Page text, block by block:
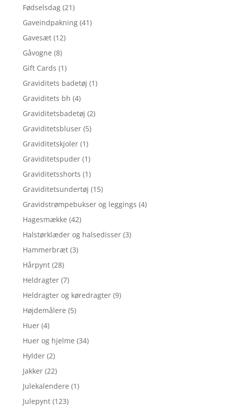
Fødselsdag (21)
Gaveindpakning (41)
Gavesæt (12)
Gåvogne (8)
Gift Cards (1)
Graviditets badetøj (1)
Graviditets bh (4)
Graviditetsbadetøj (2)
Graviditetsbluser (5)
Graviditetskjoler (1)
Graviditetspuder (1)
Graviditetsshorts (1)
Graviditetsundertøj (15)
Gravidstrømpebukser og leggings (4)
Hagesmække (42)
Halstørklæder og halsedisser (3)
Hammerbræt (3)
Hårpynt (28)
Heldragter (7)
Heldragter og køredragter (9)
Højdemålere (5)
Huer (4)
Huer og hjelme (34)
Hylder (2)
Jakker (22)
Julekalendere (1)
Julepynt (123)